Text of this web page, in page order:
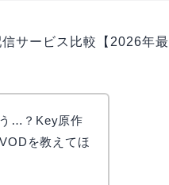
サービス比較【2026年最
う…？Key原作
を教えてほ